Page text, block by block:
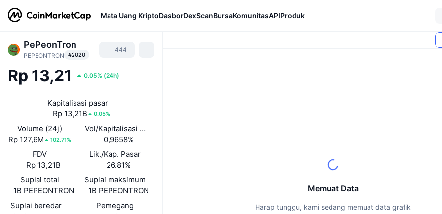
Mata Uang KriptoDasborDexScanBursaKomunitasAPIProduk
PePeonTron
PEPEONTRON #2020
444
Rp 13,21 0.05% (24h)
Kapitalisasi pasar
Rp 13,21B
0.05%
Volume (24j)
Rp 127,6M
102.71%
Vol/Kapitalisasi Pasar (24J)
0,9658%
FDV
Rp 13,21B
Lik./Kap. Pasar
26.81%
Suplai total
1B PEPEONTRON
Suplai maksimum
1B PEPEONTRON
Suplai beredar
Pemegang
Memuat Data
Harap tunggu, kami sedang memuat data grafik